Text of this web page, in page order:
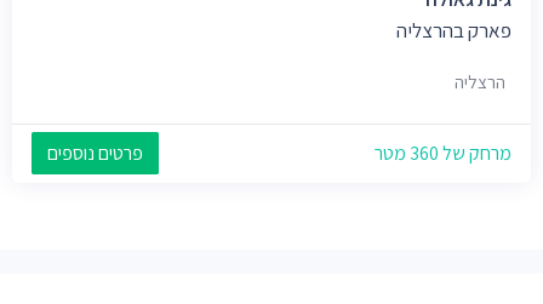
פארק בהרצליה
הרצליה
מרחק של 360 מטר פרטים נוספים